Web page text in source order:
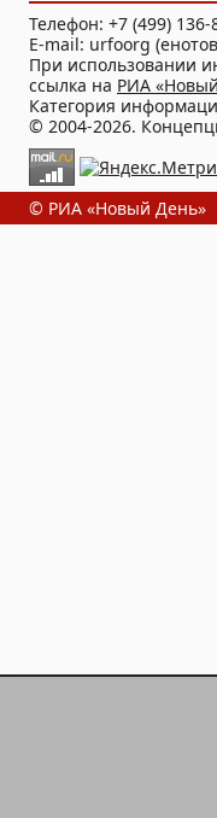
Телефон: +7 (499) 136-
E-mail: urfoorg
При использовании
ссылка на РИА
Категория
© 2004-2026.
© РИА «Новый День»